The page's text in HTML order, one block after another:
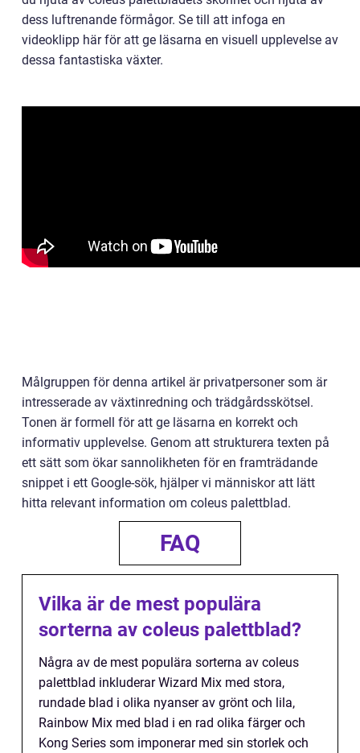
dess luftrenande förmågor. Se till att infoga en
videoklipp här för att ge läsarna en visuell upplevelse av
dessa fantastiska växter.
Målgruppen för denna artikel är privatpersoner som är
intresserade av växtinredning och trädgårdsskötsel.
Tonen är formell för att ge läsarna en korrekt och
informativ upplevelse. Genom att strukturera texten på
ett sätt som ökar sannolikheten för en framträdande
snippet i ett Google-sök, hjälper vi människor att lätt
hitta relevant information om coleus palettblad.
FAQ
Vilka är de mest populära
sorterna av coleus palettblad?
Några av de mest populära sorterna av coleus
palettblad inkluderar Wizard Mix med stora,
rundade blad i olika nyanser av grönt och lila,
Rainbow Mix med blad i en rad olika färger och
Kong Series som imponerar med sin storlek och